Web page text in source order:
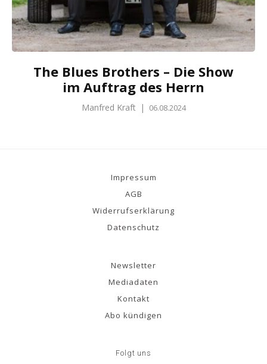
The Blues Brothers – Die Show
im Auftrag des Herrn
Manfred Kraft | 06.08.2024
Impressum
AGB
Widerrufserklärung
Datenschutz
Newsletter
Mediadaten
Kontakt
Abo kündigen
Folgt uns